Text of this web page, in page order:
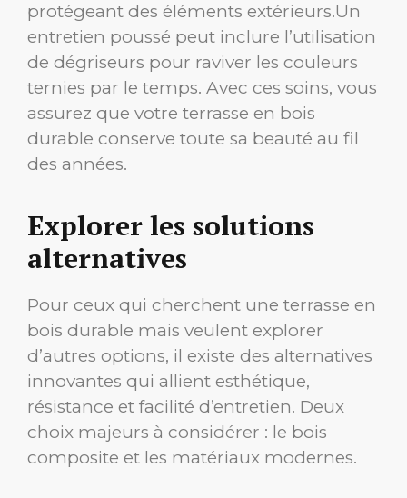
protégeant des éléments extérieurs.Un
entretien poussé peut inclure l’utilisation
de dégriseurs pour raviver les couleurs
ternies par le temps. Avec ces soins, vous
assurez que votre terrasse en bois
durable conserve toute sa beauté au fil
des années.
Explorer les solutions
alternatives
Pour ceux qui cherchent une terrasse en
bois durable mais veulent explorer
d’autres options, il existe des alternatives
innovantes qui allient esthétique,
résistance et facilité d’entretien. Deux
choix majeurs à considérer : le bois
composite et les matériaux modernes.